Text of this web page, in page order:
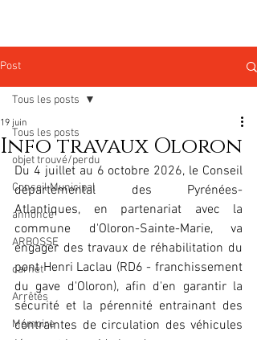
Post
Tous les posts
objet trouvé/perdu
Conseil Municipal
annonce
ARBOSSE
carnet
Arrêtés
Mémoire
Tous les posts
Info travaux Oloron
19 juin
Du 4 juillet au 6 octobre 2026, le Conseil
départemental des Pyrénées-
Atlantiques, en partenariat avec la
commune d'Oloron-Sainte-Marie, va
engager des travaux de réhabilitation du
pont Henri Laclau (RD6 - franchissement
du gave d'Oloron), afin d'en garantir la
sécurité et la pérennité entrainant des
contraintes de circulation des véhicules